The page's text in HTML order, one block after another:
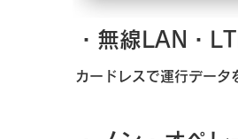
・無線LAN・
カードレスで運行データ